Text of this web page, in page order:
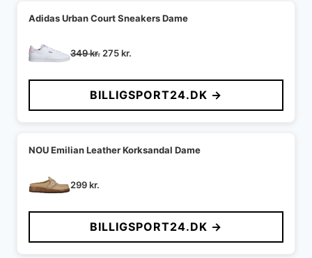
Adidas Urban Court Sneakers Dame
349kr. Den
pris
var:
349 kr..
275kr.
pris
er:
275 kr..
BILLIGSPORT24.DK →
NOU Emilian Leather Korksandal Dame
299kr.
BILLIGSPORT24.DK →